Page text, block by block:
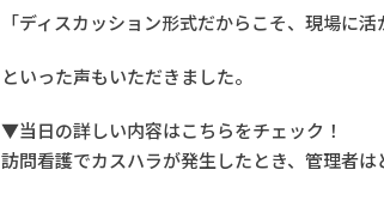
「ディスカッション形式だからこそ、現場に活
といった声もいただきました。
▼当日の詳しい内容はこちらをチェック！
訪問看護でカスハラが発生したとき、管理者は